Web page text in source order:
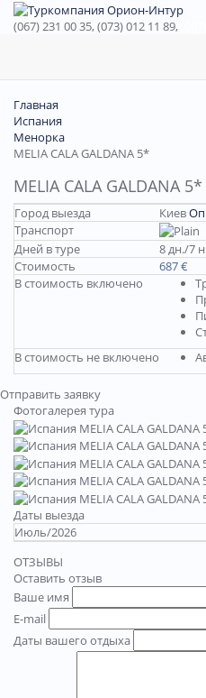
(067) 231 00 35, (073) 012 11 89,
Главная
Испания
Менорка
MELIA CALA GALDANA 5*
MELIA CALA GALDANA 5*
Город выезда Киев
Транспорт
Дней в туре
8 дн./7
Стоимость
687 €
В стоимость включено
В стоимость не включено
Отправить заявку
Фотогалерея тура
Даты выезда
Июль/2026
ОТЗЫВЫ
Оставить отзыв
Ваше имя
E-mail
Даты вашего отдыха